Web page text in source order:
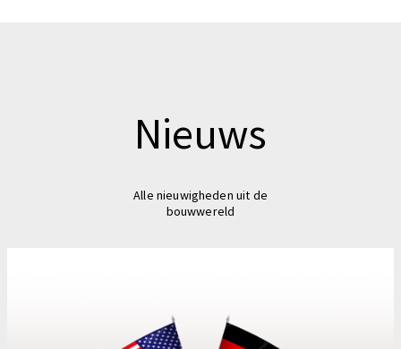
Nieuws
Alle nieuwigheden uit de
bouwwereld